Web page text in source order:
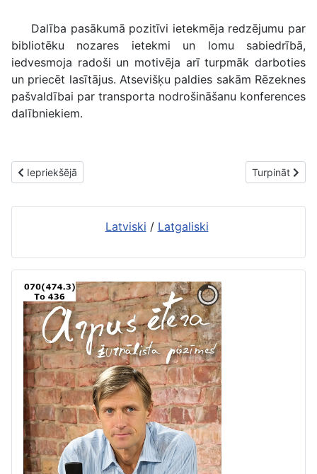
Dalība pasākumā pozitīvi ietekmēja redzējumu par
bibliotēku nozares ietekmi un lomu sabiedrībā,
iedvesmoja radoši un motivēja arī turpmāk darboties
un priecēt lasītājus. Atsevišķu paldies sakām Rēzeknes
pašvaldībai par transporta nodrošināšanu konferences
dalībniekiem.
Iepriekšējais raksts: Eiropas nedēļa aizvadīta
Iepriekšējā Nākamais
Turpināt
Latviski / Latgaliski